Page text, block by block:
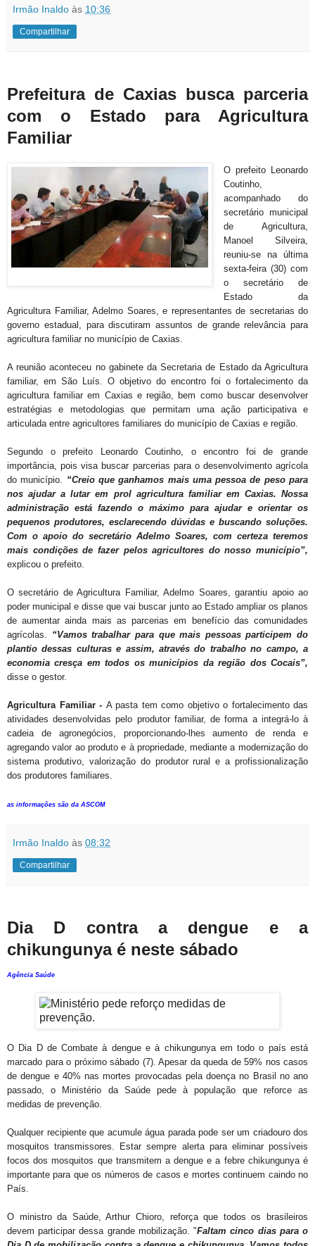
Irmão Inaldo às 10:36
Compartilhar
Prefeitura de Caxias busca parceria
com o Estado para Agricultura
Familiar
O prefeito Leonardo
Coutinho,
acompanhado do
secretário municipal
de Agricultura,
Manoel Silveira,
reuniu-se na última
sexta-feira (30) com
o secretário de
Estado da
Agricultura Familiar, Adelmo Soares, e representantes de secretarias do
governo estadual, para discutiram assuntos de grande relevância para
agricultura familiar no município de Caxias.
A reunião aconteceu no gabinete da Secretaria de Estado da Agricultura
familiar, em São Luís. O objetivo do encontro foi o fortalecimento da
agricultura familiar em Caxias e região, bem como buscar desenvolver
estratégias e metodologias que permitam uma ação participativa e
articulada entre agricultores familiares do município de Caxias e região.
Segundo o prefeito Leonardo Coutinho, o encontro foi de grande
importância, pois visa buscar parcerias para o desenvolvimento agrícola
do município. “Creio que ganhamos mais uma pessoa de peso para
nos ajudar a lutar em prol agricultura familiar em Caxias. Nossa
administração está fazendo o máximo para ajudar e orientar os
pequenos produtores, esclarecendo dúvidas e buscando soluções.
Com o apoio do secretário Adelmo Soares, com certeza teremos
mais condições de fazer pelos agricultores do nosso município”,
explicou o prefeito.
O secretário de Agricultura Familiar, Adelmo Soares, garantiu apoio ao
poder municipal e disse que vai buscar junto ao Estado ampliar os planos
de aumentar ainda mais as parcerias em benefício das comunidades
agrícolas. “Vamos trabalhar para que mais pessoas participem do
plantio dessas culturas e assim, através do trabalho no campo, a
economia cresça em todos os municípios da região dos Cocais”,
disse o gestor.
Agricultura Familiar - A pasta tem como objetivo o fortalecimento das
atividades desenvolvidas pelo produtor familiar, de forma a integrá-lo à
cadeia de agronegócios, proporcionando-lhes aumento de renda e
agregando valor ao produto e à propriedade, mediante a modernização do
sistema produtivo, valorização do produtor rural e a profissionalização
dos produtores familiares.
as informações são da ASCOM
Irmão Inaldo às 08:32
Compartilhar
Dia D contra a dengue e a
chikungunya é neste sábado
Agência Saúde
O Dia D de Combate à dengue e à chikungunya em todo o país está
marcado para o próximo sábado (7). Apesar da queda de 59% nos casos
de dengue e 40% nas mortes provocadas pela doença no Brasil no ano
passado, o Ministério da Saúde pede à população que reforce as
medidas de prevenção.
Qualquer recipiente que acumule água parada pode ser um criadouro dos
mosquitos transmissores. Estar sempre alerta para eliminar possíveis
focos dos mosquitos que transmitem a dengue e a febre chikungunya é
importante para que os números de casos e mortes continuem caindo no
País.
O ministro da Saúde, Arthur Chioro, reforça que todos os brasileiros
devem participar dessa grande mobilização. "Faltam cinco dias para o